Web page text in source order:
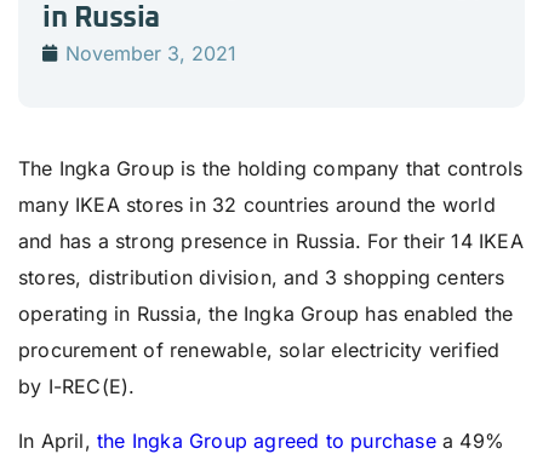
in Russia
November 3, 2021
The Ingka Group is the holding company that controls
many IKEA stores in 32 countries around the world
and has a strong presence in Russia. For their 14 IKEA
stores, distribution division, and 3 shopping centers
operating in Russia, the Ingka Group has enabled the
procurement of renewable, solar electricity verified
by I-REC(E).
In April, the Ingka Group agreed to purchase a 49%